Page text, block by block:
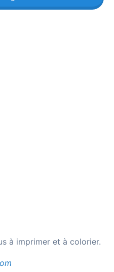
à imprimer et à colorier.